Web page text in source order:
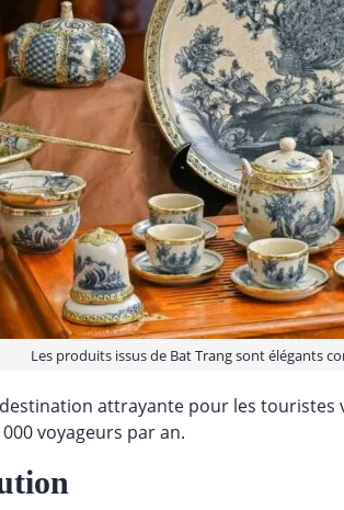
Les produits issus de Bat Trang sont élégants
attrayante pour les
voyageurs par an.